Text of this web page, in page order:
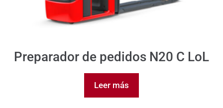
Preparador de pedidos N20 C LoL
Leer más